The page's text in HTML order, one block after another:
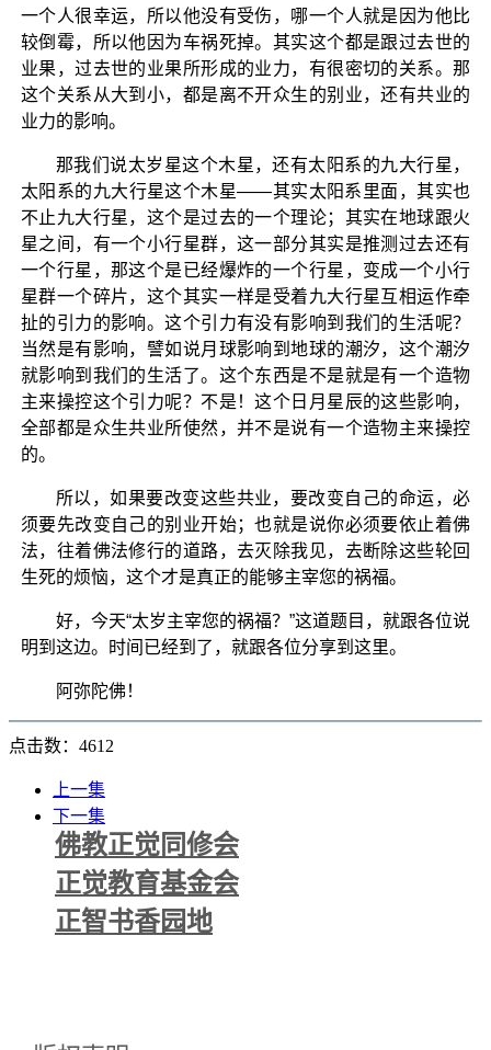
一个人很幸运，所以他没有受伤，哪一个人就是因为他比
较倒霉，所以他因为车祸死掉。其实这个都是跟过去世的
业果，过去世的业果所形成的业力，有很密切的关系。那
这个关系从大到小，都是离不开众生的别业，还有共业的
业力的影响。
那我们说太岁星这个木星，还有太阳系的九大行星，
太阳系的九大行星这个木星——其实太阳系里面，其实也
不止九大行星，这个是过去的一个理论；其实在地球跟火
星之间，有一个小行星群，这一部分其实是推测过去还有
一个行星，那这个是已经爆炸的一个行星，变成一个小行
星群一个碎片，这个其实一样是受着九大行星互相运作牵
扯的引力的影响。这个引力有没有影响到我们的生活呢？
当然是有影响，譬如说月球影响到地球的潮汐，这个潮汐
就影响到我们的生活了。这个东西是不是就是有一个造物
主来操控这个引力呢？不是！这个日月星辰的这些影响，
全部都是众生共业所使然，并不是说有一个造物主来操控
的。
所以，如果要改变这些共业，要改变自己的命运，必
须要先改变自己的别业开始；也就是说你必须要依止着佛
法，往着佛法修行的道路，去灭除我见，去断除这些轮回
生死的烦恼，这个才是真正的能够主宰您的祸福。
好，今天“太岁主宰您的祸福？”这道题目，就跟各位说
明到这边。时间已经到了，就跟各位分享到这里。
阿弥陀佛！
点击数：4612
上一集
下一集
佛教正觉同修会
正觉教育基金会
正智书香园地